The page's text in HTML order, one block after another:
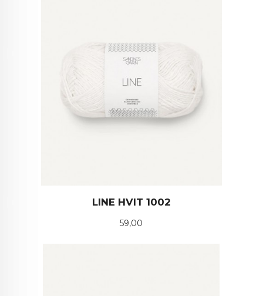
LINE HVIT 1002
Pris
59,00